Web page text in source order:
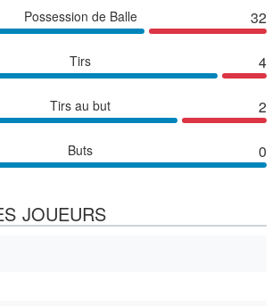
Possession de Balle 32
Tirs 4
Tirs au but 2
Buts 0
JOUEURS